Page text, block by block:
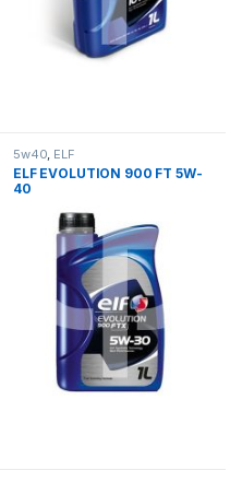
5w40 ELF
ELF EVOLUTION 900 FT 5W-
40